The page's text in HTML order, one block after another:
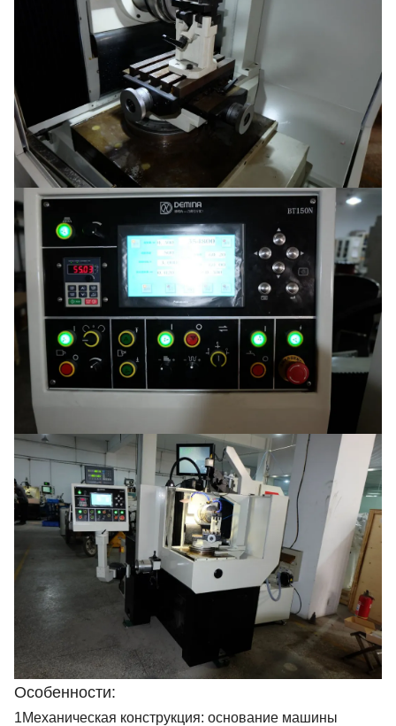
Особенности:
1Механическая конструкция: основание машины